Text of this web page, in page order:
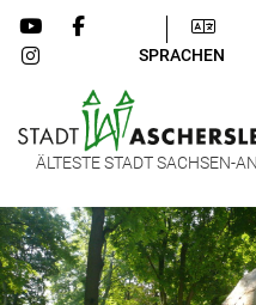
SPRACHEN
ÄLTESTE STADT SACHSEN-